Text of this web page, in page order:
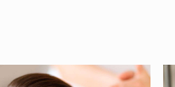
120.00€
Las
opciones